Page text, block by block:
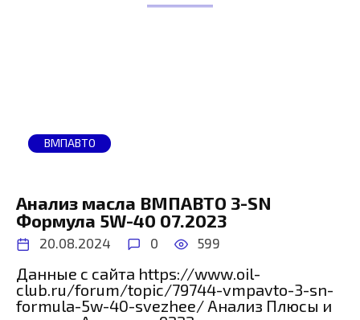
ВМПАВТО
Анализ масла ВМПАВТО 3-SN
Формула 5W-40 07.2023
20.08.2024 0 599
Данные с сайта https://www.oil-
club.ru/forum/topic/79744-vmpavto-3-sn-
formula-5w-40-svezhee/ Анализ Плюсы и